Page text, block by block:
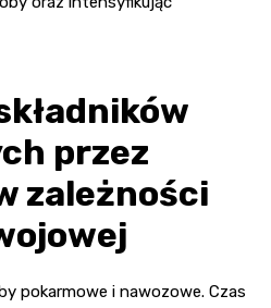
przez
zależności
pokarmowe i nawozowe. Czas